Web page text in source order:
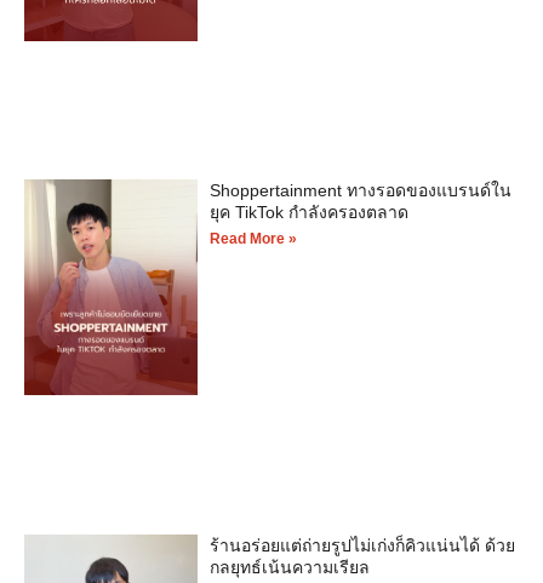
Shoppertainment ทางรอดของแบรนด์ใน
ยุค TikTok กำลังครองตลาด
Read More »
ร้านอร่อยแต่ถ่ายรูปไม่เก่งก็คิวแน่นได้ ด้วย
กลยุทธ์เน้นความเรียล